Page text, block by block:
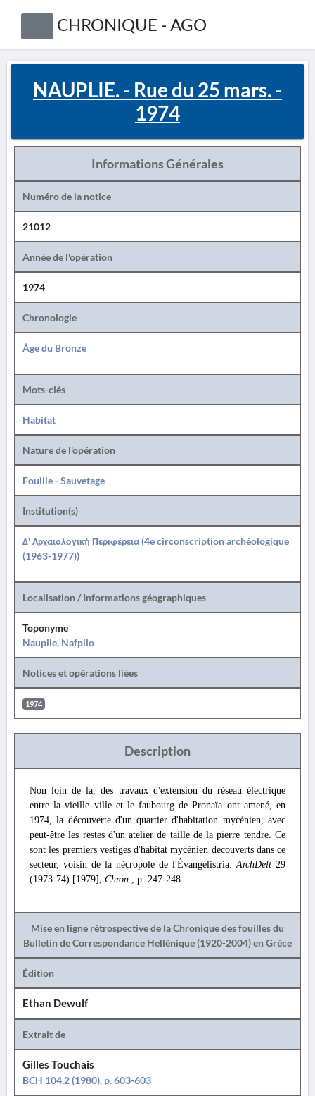
CHRONIQUE - AGO
NAUPLIE. - Rue du 25 mars. -
1974
Informations Générales
Numéro de la notice
21012
Année de l'opération
1974
Chronologie
Âge du Bronze
Mots-clés
Habitat
Nature de l'opération
Fouille-Sauvetage
Institution(s)
Δ' Αρχαιολογική Περιφέρεια (4e circonscription archéologique
(1963-1977))
Localisation / Informations géographiques
Toponyme
Nauplie, Nafplio
Notices et opérations liées
1974
Description
Non loin de là, des travaux d'extension du réseau électrique
entre la vieille ville et le faubourg de Pronaïa ont amené, en
1974, la découverte d'un quartier d'habitation mycénien, avec
peut-être les restes d'un atelier de taille de la pierre tendre. Ce
sont les premiers vestiges d'habitat mycénien découverts dans ce
secteur, voisin de la nécropole de l'Évangélistria.ArchDelt 29
(1973-74) [1979], Chron., p. 247-248.
Mise en ligne rétrospective de la Chronique des fouilles du
Bulletin de Correspondance Hellénique (1920-2004) en Grèce
Édition
Ethan Dewulf
Extrait de
Gilles Touchais
BCH 104.2 (1980), p. 603-603